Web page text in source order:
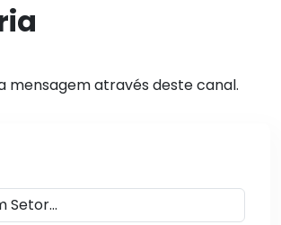
mensagem através deste canal.